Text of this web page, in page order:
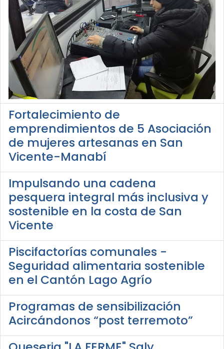
Fortalecimiento de
emprendimientos de 5 Asociación
de mujeres artesanas en San
Vicente-Manabí
Impulsando una cadena
pesquera integral más inclusiva y
sostenible en la costa de San
Vicente
Piscifactorías comunales -
Seguridad alimentaria sostenible
en el Cantón Lago Agrío
Programas de sensibilización
Acircándonos “post terremoto”